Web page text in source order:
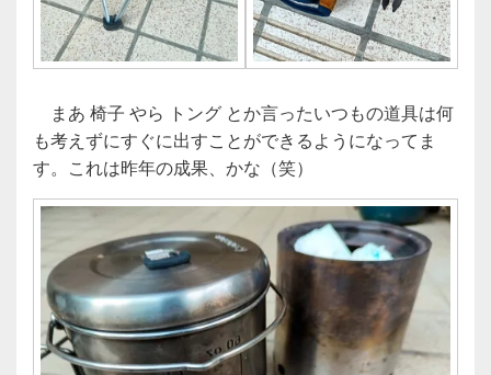
まあ 椅子 やら トング とか言ったいつもの道具は何
も考えずにすぐに出すことができるようになってま
す。これは昨年の成果、かな（笑）